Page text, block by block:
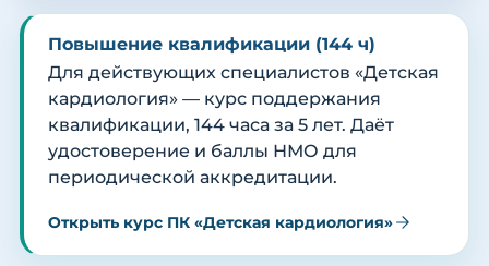
Повышение квалификации (144 ч)
Для действующих специалистов «Детская
кардиология» — курс поддержания
квалификации, 144 часа за 5 лет. Даёт
удостоверение и баллы НМО для
периодической аккредитации.
Открыть курс ПК «Детская кардиология»